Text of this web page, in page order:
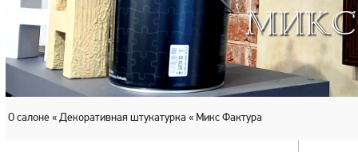
О салоне « Декоративная штукатурка « Микс Фактура